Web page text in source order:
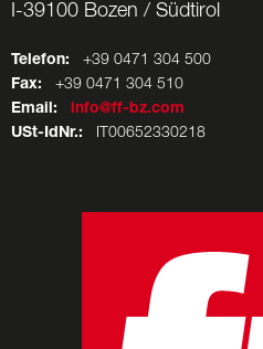
I-39100 Bozen / Südtirol
Telefon: +39 0471 304 500
Fax: +39 0471 304 510
Email:
info@ff-bz.com
USt-IdNr.: IT00652330218